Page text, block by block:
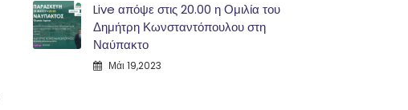
Live απόψε στις 20.00 η Ομιλία του
Δημήτρη Κωνσταντόπουλου στη
Ναύπακτο
Μάι 19,2023